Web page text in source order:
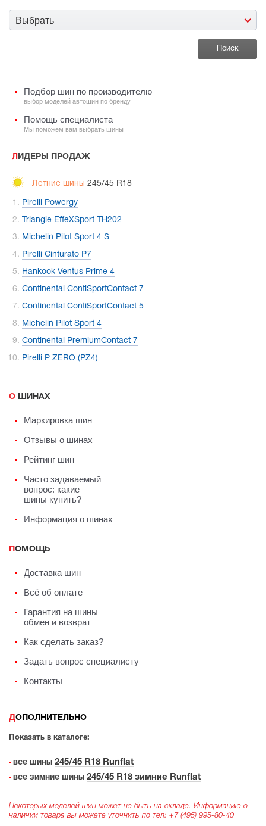
Выбрать
Подбор шин по производителю
выбор моделей автошин по бренду
Помощь специалиста
Мы поможем вам выбрать шины
ЛИДЕРЫ ПРОДАЖ
Летние шины 245/45 R18
Pirelli Powergy
Triangle EffeXSport TH202
Michelin Pilot Sport 4 S
Pirelli Cinturato P7
Hankook Ventus Prime 4
Continental ContiSportContact 7
Continental ContiSportContact 5
Michelin Pilot Sport 4
Continental PremiumContact 7
Pirelli P ZERO (PZ4)
О ШИНАХ
Маркировка шин
Отзывы о шинах
Рейтинг шин
Часто задаваемый
вопрос: какие
шины купить?
Информация о шинах
ПОМОЩЬ
Доставка шин
Всё об оплате
Гарантия на шины
обмен и возврат
Как сделать заказ?
Задать вопрос специалисту
Контакты
ДОПОЛНИТЕЛЬНО
Показать в каталоге:
все шины 245/45 R18 Runflat
все зимние шины 245/45 R18 зимние Runflat
Некоторых моделей шин может не быть на складе. Информацию о
наличии товара вы можете уточнить по тел: +7 (495) 995-80-40